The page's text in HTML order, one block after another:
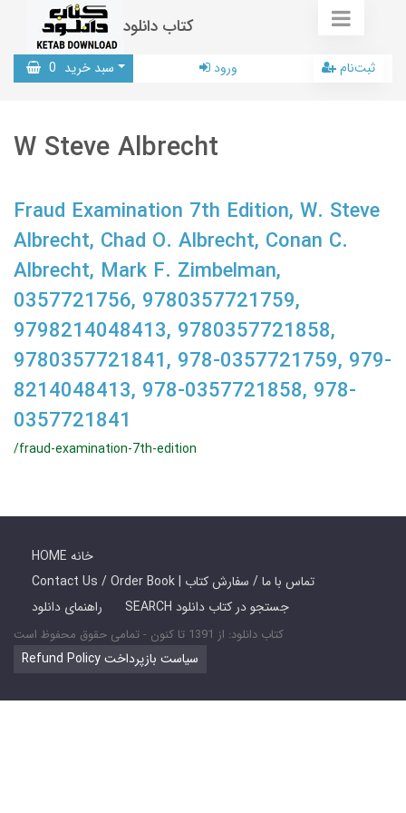
کتاب دانلود
سبد خرید 0 ورود ثبت‌نام
W Steve Albrecht
Fraud Examination 7th Edition, W. Steve
Albrecht, Chad O. Albrecht, Conan C.
Albrecht, Mark F. Zimbelman,
0357721756, 9780357721759,
9798214048413, 9780357721858,
9780357721841, 978-0357721759, 979-
8214048413, 978-0357721858, 978-
0357721841
/fraud-examination-7th-edition
HOME خانه
Contact Us / Order Book | تماس با ما / سفارش کتاب
راهنمای دانلود
SEARCH جستجو در کتاب دانلود
کتاب دانلود: از 1391 تا کنون - تمامی حقوق محفوظ است
Refund Policy سیاست بازپرداخت